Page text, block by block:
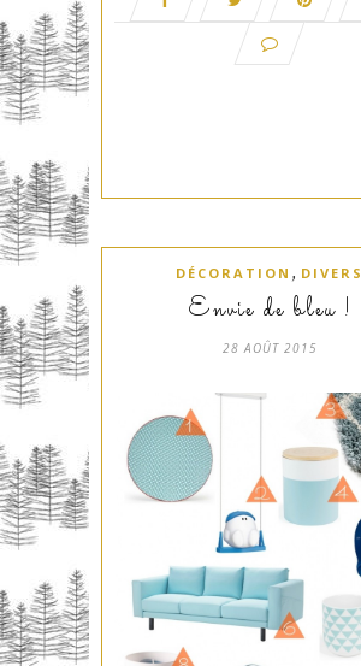
DÉCORATION , DIVERS
Envie de bleu !
28 AOÛT 2015